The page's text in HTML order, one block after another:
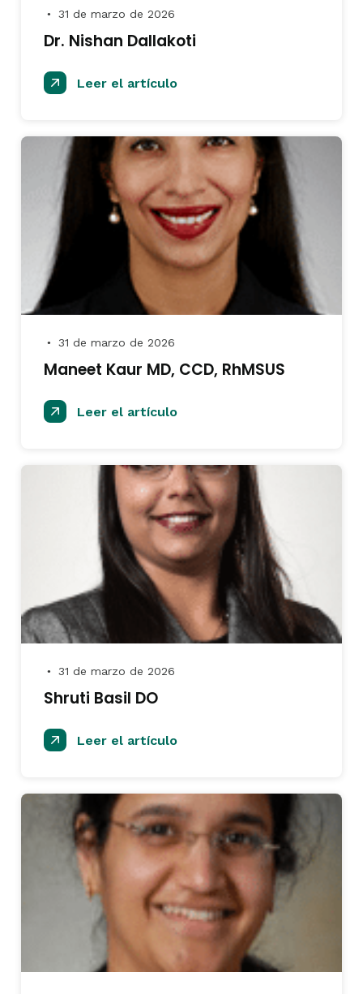
● 31 de marzo de 2026
Dr. Nishan Dallakoti
Leer el artículo
● 31 de marzo de 2026
Maneet Kaur MD, CCD, RhMSUS
Leer el artículo
● 31 de marzo de 2026
Shruti Basil DO
Leer el artículo